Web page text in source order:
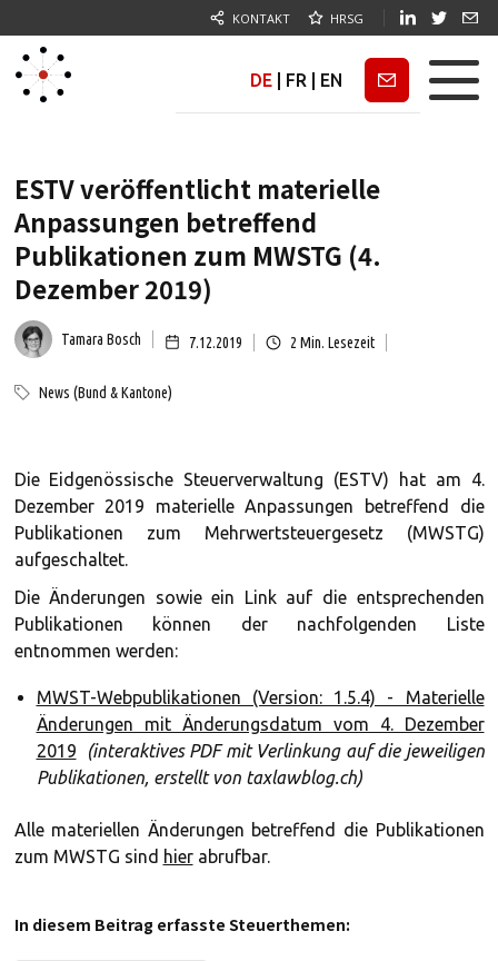
KONTAKT HRSG
DE FR EN Newsletter
ESTV veröffentlicht materielle
Anpassungen betreffend
Publikationen zum MWSTG (4.
Dezember 2019)
Tamara Bosch 7.12.2019 2 Min. Lesezeit
News (Bund & Kantone)
Die Eidgenössische Steuerverwaltung (ESTV) hat am 4.
Dezember 2019 materielle Anpassungen betreffend die
Publikationen zum Mehrwertsteuergesetz (MWSTG)
aufgeschaltet.
Die Änderungen sowie ein Link auf die entsprechenden
Publikationen können der nachfolgenden Liste
entnommen werden:
MWST-Webpublikationen (Version: 1.5.4) - Materielle
Änderungen mit Änderungsdatum vom 4. Dezember
2019
(interaktives PDF mit Verlinkung auf die jeweiligen
Publikationen, erstellt von taxlawblog.ch)
Alle materiellen Änderungen betreffend die Publikationen
zum MWSTG sind hierabrufbar.
In diesem Beitrag erfasste Steuerthemen: